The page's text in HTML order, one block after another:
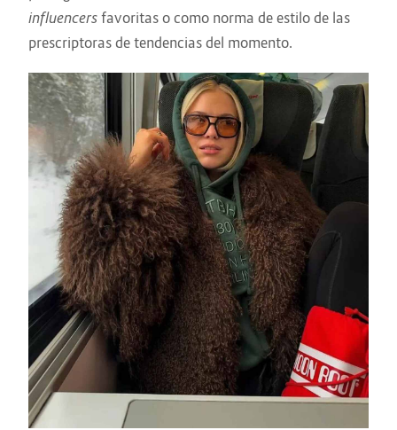
influencers favoritas o como norma de estilo de las
prescriptoras de tendencias del momento.